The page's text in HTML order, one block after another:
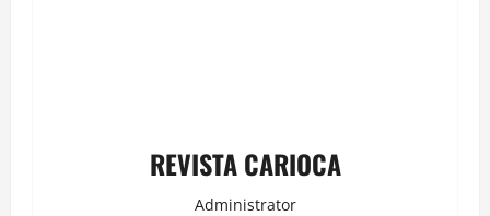
REVISTA CARIOCA
Administrator